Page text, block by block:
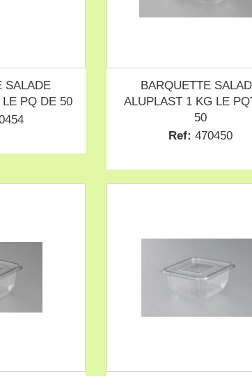
SALADE
PQ DE 50
BARQUETTE
ALUPLAST 1 KG LE
50
Ref: 470450